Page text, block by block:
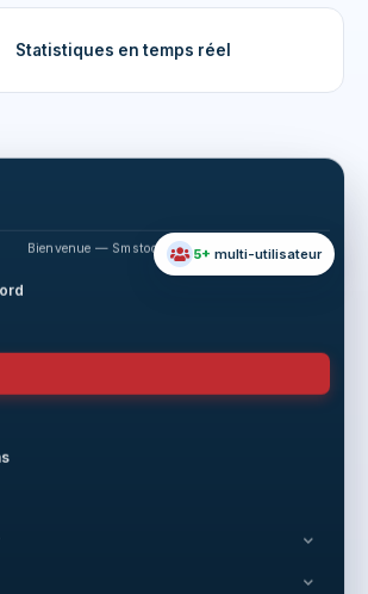
Statistiques en temps réel
Bienvenue — Smstools ! 5+ multi-utilisateur